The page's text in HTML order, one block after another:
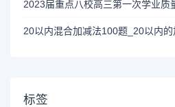
20以内混合加减法100题_20以内的
标签